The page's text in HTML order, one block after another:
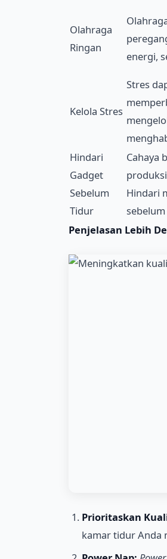
Olahraga
Ringan
energi,
Kelola Stres
Stres
Hindari
Gadget
Sebelum
Tidur
Cahaya
Hindari
Penjelasan Lebih
Prioritaskan
kamar tidur Anda